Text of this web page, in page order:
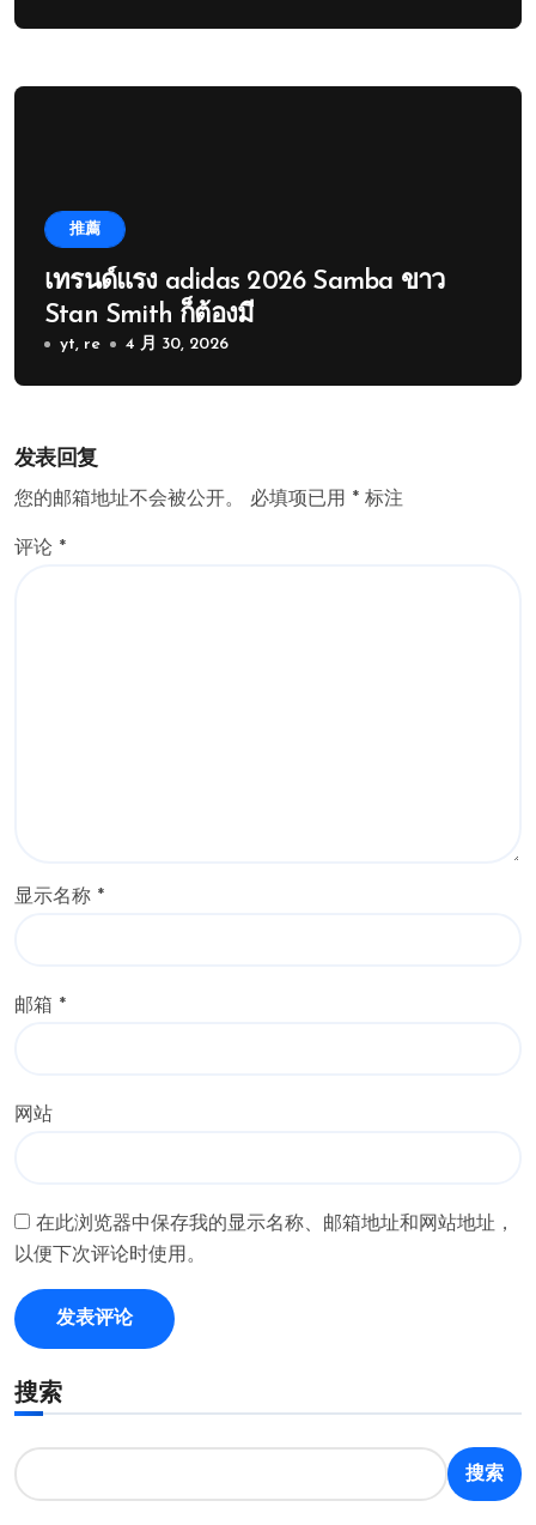
推薦
เทรนด์แรง adidas 2026 Samba ขาว
Stan Smith ก็ต้องมี
yt, re 4 月 30, 2026
发表回复
您的邮箱地址不会被公开。 必填项已用 * 标注
评论 *
显示名称 *
邮箱 *
网站
在此浏览器中保存我的显示名称、邮箱地址和网站地址，
以便下次评论时使用。
搜索
搜索